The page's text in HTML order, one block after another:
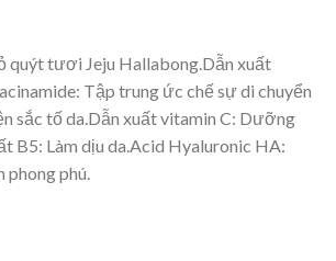
quýt tươi Jeju Hallabong.Dẫn xuất
Tập trung ức chế sự di chuyển
sắc tố da.Dẫn xuất vitamin C: Dưỡng
B5: Làm dịu da.Acid Hyaluronic HA:
phong phú.